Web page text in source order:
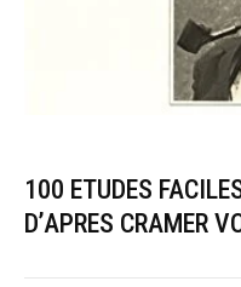
100 ETUDES
D’APRES CRAMER